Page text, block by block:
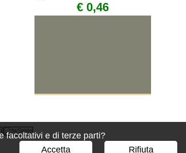
facoltativi e di terze parti?
Accetta
Rifiuta
€ 0,46